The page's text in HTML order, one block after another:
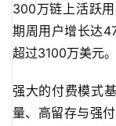
300万链上活跃
期周用户增长达
超过3100万美元。
强大的付费模式
量、高留存与强